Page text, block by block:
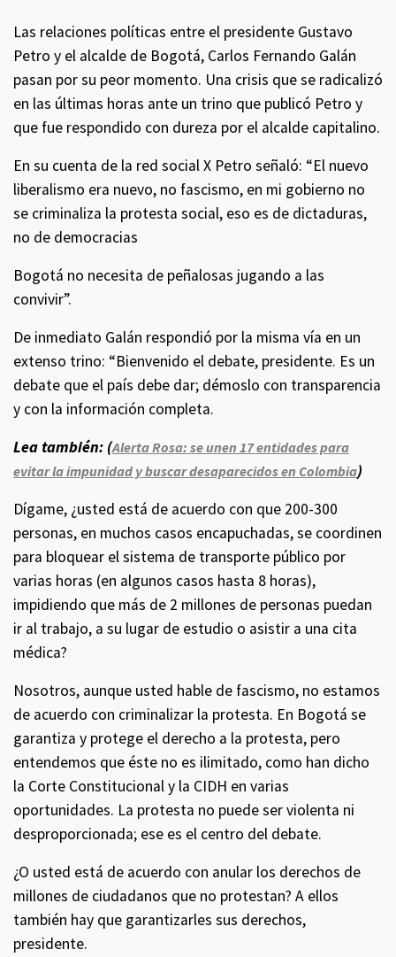
Las relaciones políticas entre el presidente Gustavo
Petro y el alcalde de Bogotá, Carlos Fernando Galán
pasan por su peor momento. Una crisis que se radicalizó
en las últimas horas ante un trino que publicó Petro y
que fue respondido con dureza por el alcalde capitalino.
En su cuenta de la red social X Petro señaló: “El nuevo
liberalismo era nuevo, no fascismo, en mi gobierno no
se criminaliza la protesta social, eso es de dictaduras,
no de democracias
Bogotá no necesita de peñalosas jugando a las
convivir”.
De inmediato Galán respondió por la misma vía en un
extenso trino: “Bienvenido el debate, presidente. Es un
debate que el país debe dar; démoslo con transparencia
y con la información completa.
Lea también: (Alerta Rosa: se unen 17 entidades para
evitar la impunidad y buscar desaparecidos en Colombia)
Dígame, ¿usted está de acuerdo con que 200-300
personas, en muchos casos encapuchadas, se coordinen
para bloquear el sistema de transporte público por
varias horas (en algunos casos hasta 8 horas),
impidiendo que más de 2 millones de personas puedan
ir al trabajo, a su lugar de estudio o asistir a una cita
médica?
Nosotros, aunque usted hable de fascismo, no estamos
de acuerdo con criminalizar la protesta. En Bogotá se
garantiza y protege el derecho a la protesta, pero
entendemos que éste no es ilimitado, como han dicho
la Corte Constitucional y la CIDH en varias
oportunidades. La protesta no puede ser violenta ni
desproporcionada; ese es el centro del debate.
¿O usted está de acuerdo con anular los derechos de
millones de ciudadanos que no protestan? A ellos
también hay que garantizarles sus derechos,
presidente.